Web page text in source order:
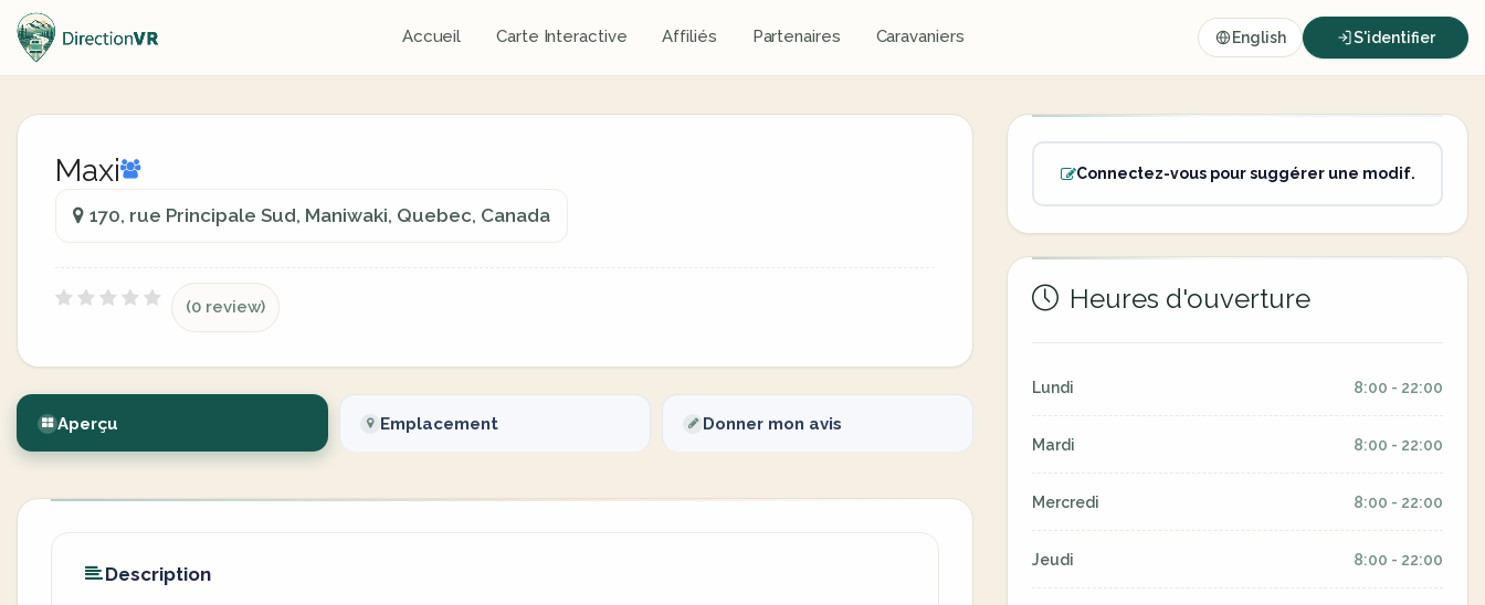
Accueil Carte Interactive Affiliés Partenaires Caravaniers English S'identifier
Maxi
170, rue Principale Sud, Maniwaki, Quebec, Canada
(0 review)
Aperçu Emplacement Donner mon avis
Description
Connectez-vous pour suggérer une modif.
Heures d'ouverture
Lundi 8:00 - 22:00
Mardi 8:00 - 22:00
Mercredi 8:00 - 22:00
Jeudi 8:00 - 22:00